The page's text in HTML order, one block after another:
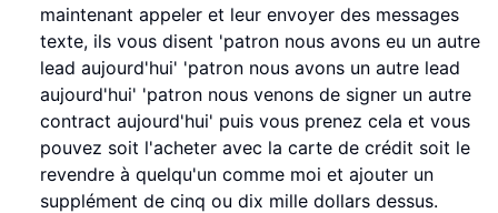
maintenant appeler et leur envoyer des messages
texte, ils vous disent 'patron nous avons eu un autre
lead aujourd'hui' 'patron nous avons un autre lead
aujourd'hui' 'patron nous venons de signer un autre
contract aujourd'hui' puis vous prenez cela et vous
pouvez soit l'acheter avec la carte de crédit soit le
revendre à quelqu'un comme moi et ajouter un
supplément de cinq ou dix mille dollars dessus.